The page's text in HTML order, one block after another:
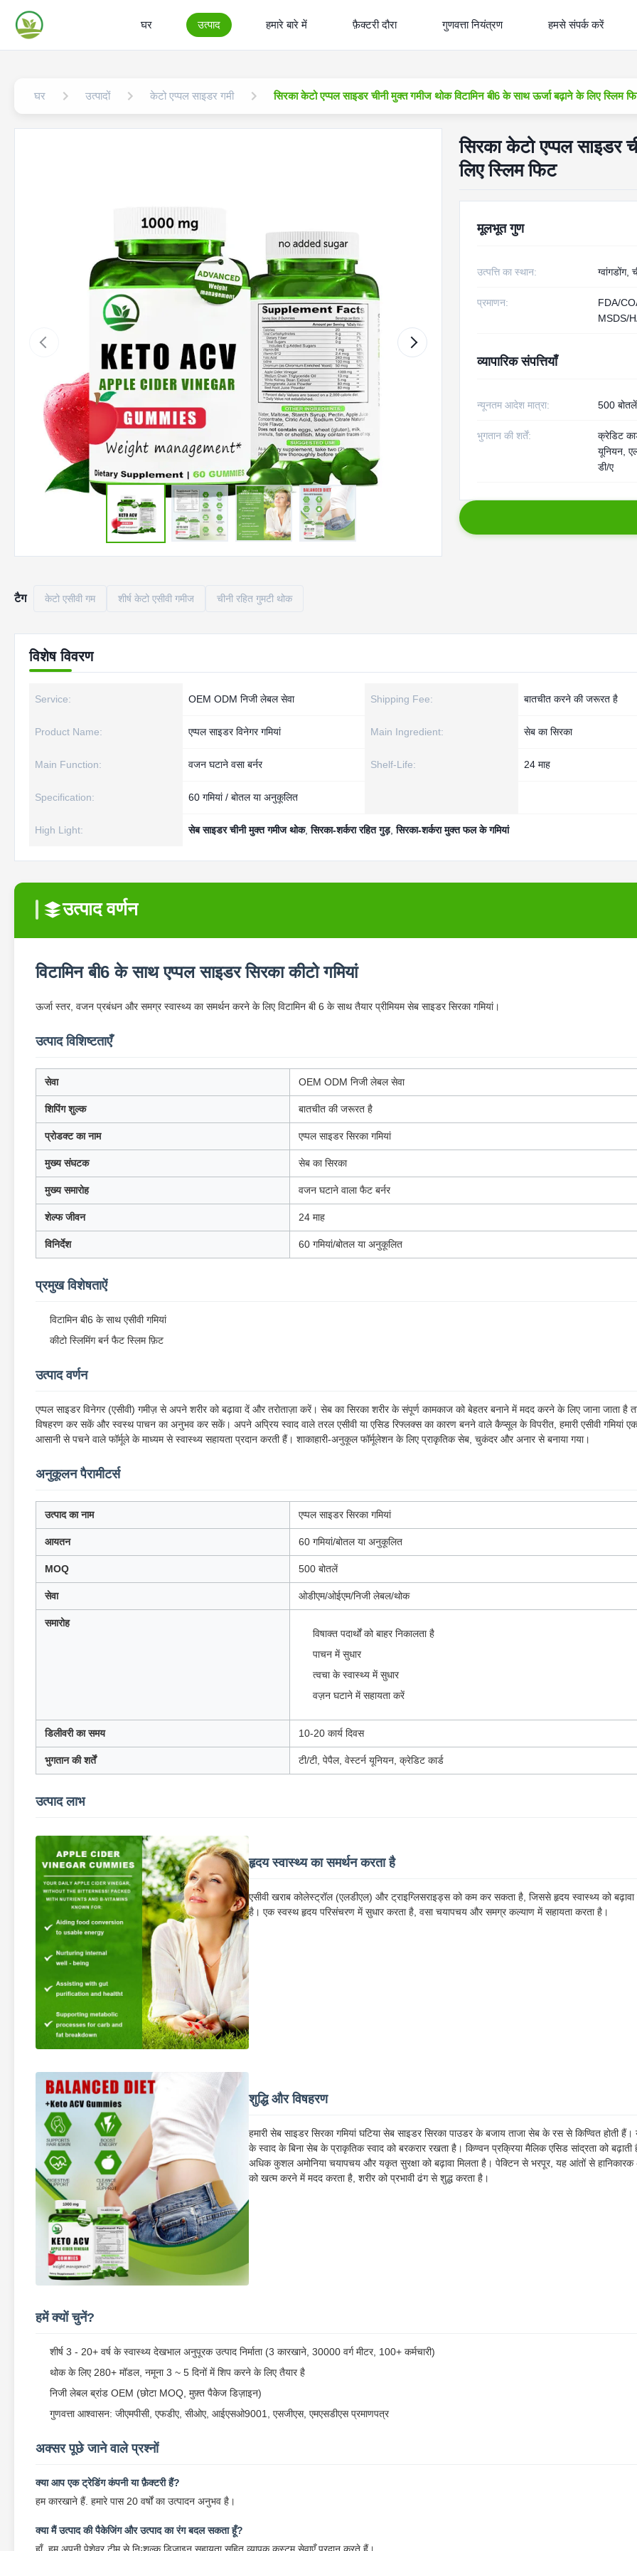
घर उत्पाद हमारे बारे में फ़ैक्टरी दौरा गुणवत्ता नियंत्रण हमसे संपर्क करें
घर उत्पादों केटो एप्पल साइडर गमी सिरका केटो एप्पल साइडर चीनी मुक्त गमीज थोक विटामिन बी6 के साथ ऊर्जा बढ़ाने के लिए स्लिम
सिरका केटो एप्पल साइडर
लिए स्लिम फिट
मूलभूत गुण
उत्पत्ति का स्थान: ग्वांगडोंग,
प्रमाणन:
FDA/
MSDS/
व्यापारिक संपत्तियाँ
न्यूनतम आदेश मात्रा: 500 बोतलें
भुगतान की शर्तें:
क्रेडिट
यूनियन,
डी/ए
टैग केटो एसीवी गम शीर्ष केटो एसीवी गमीज चीनी रहित गुमटी थोक
विशेष विवरण
Service: OEM ODM निजी लेबल सेवा Shipping Fee: बातचीत करने की जरूरत है
Product Name: एप्पल साइडर विनेगर गमियां Main Ingredient: सेब का सिरका
Main Function: वजन घटाने वसा बर्नर Shelf-Life: 24 माह
Specification: 60 गमियां / बोतल या अनुकूलित
High Light: सेब साइडर चीनी मुक्त गमीज थोक,सिरका-शर्करा रहित गुड़,सिरका-शर्करा मुक्त फल के गमियां
उत्पाद वर्णन
विटामिन बी6 के साथ एप्पल साइडर सिरका कीटो गमियां
ऊर्जा स्तर, वजन प्रबंधन और समग्र स्वास्थ्य का समर्थन करने के लिए विटामिन बी 6 के साथ तैयार प्रीमियम सेब साइडर सिरका गमियां।
उत्पाद विशिष्टताएँ
सेवा OEM ODM निजी लेबल सेवा
शिपिंग शुल्क बातचीत की जरूरत है
प्रोडक्ट का नाम एप्पल साइडर सिरका गमियां
मुख्य संघटक सेब का सिरका
मुख्य समारोह वजन घटाने वाला फैट बर्नर
शेल्फ जीवन 24 माह
विनिर्देश 60 गमियां/बोतल या अनुकूलित
प्रमुख विशेषताऐं
विटामिन बी6 के साथ एसीवी गमियां
कीटो स्लिमिंग बर्न फैट स्लिम फ़िट
उत्पाद वर्णन
एप्पल साइडर विनेगर (एसीवी) गमीज़ से अपने शरीर को बढ़ावा दें और तरोताज़ा करें। सेब का सिरका शरीर के संपूर्ण कामकाज को बेहतर बनाने में मदद करने के लिए जाना जाता है
विषहरण कर सकें और स्वस्थ पाचन का अनुभव कर सकें। अपने अप्रिय स्वाद वाले तरल एसीवी या एसिड रिफ्लक्स का कारण बनने वाले कैप्सूल के विपरीत, हमारी एसीवी गमियां एक
आसानी से पचने वाले फॉर्मूले के माध्यम से स्वास्थ्य सहायता प्रदान करती हैं। शाकाहारी-अनुकूल फॉर्मूलेशन के लिए प्राकृतिक सेब, चुकंदर और अनार से बनाया गया।
अनुकूलन पैरामीटर्स
उत्पाद का नाम एप्पल साइडर सिरका गमियां
आयतन 60 गमियां/बोतल या अनुकूलित
MOQ 500 बोतलें
सेवा ओडीएम/ओईएम/निजी लेबल/थोक
समारोह
विषाक्त पदार्थों को बाहर निकालता है
पाचन में सुधार
त्वचा के स्वास्थ्य में सुधार
वज़न घटाने में सहायता करें
डिलीवरी का समय 10-20 कार्य दिवस
भुगतान की शर्तें टी/टी, पेपैल, वेस्टर्न यूनियन, क्रेडिट कार्ड
उत्पाद लाभ
हृदय स्वास्थ्य का समर्थन करता है
एसीवी खराब कोलेस्ट्रॉल (एलडीएल) और ट्राइग्लिसराइड्स को कम कर सकता है, जिससे हृदय स्वास्थ्य को बढ़ावा
है। एक स्वस्थ हृदय परिसंचरण में सुधार करता है, वसा चयापचय और समग्र कल्याण में सहायता करता है।
शुद्धि और विषहरण
हमारी सेब साइडर सिरका गमियां घटिया सेब साइडर सिरका पाउडर के बजाय ताजा सेब के रस से किण्वित होती
के स्वाद के बिना सेब के प्राकृतिक स्वाद को बरकरार रखता है। किण्वन प्रक्रिया मैलिक एसिड सांद्रता को
अधिक कुशल अमोनिया चयापचय और यकृत सुरक्षा को बढ़ावा मिलता है। पेक्टिन से भरपूर, यह आंतों से हानिकारक
को खत्म करने में मदद करता है, शरीर को प्रभावी ढंग से शुद्ध करता है।
हमें क्यों चुनें?
शीर्ष 3 - 20+ वर्ष के स्वास्थ्य देखभाल अनुपूरक उत्पाद निर्माता (3 कारखाने, 30000 वर्ग मीटर, 100+ कर्मचारी)
थोक के लिए 280+ मॉडल, नमूना 3 ~ 5 दिनों में शिप करने के लिए तैयार है
निजी लेबल ब्रांड OEM (छोटा MOQ, मुफ़्त पैकेज डिज़ाइन)
गुणवत्ता आश्वासन: जीएमपीसी, एफडीए, सीओए, आईएसओ9001, एसजीएस, एमएसडीएस प्रमाणपत्र
अक्सर पूछे जाने वाले प्रश्नों
क्या आप एक ट्रेडिंग कंपनी या फ़ैक्टरी हैं?
हम कारखाने हैं. हमारे पास 20 वर्षों का उत्पादन अनुभव है।
क्या मैं उत्पाद की पैकेजिंग और उत्पाद का रंग बदल सकता हूँ?